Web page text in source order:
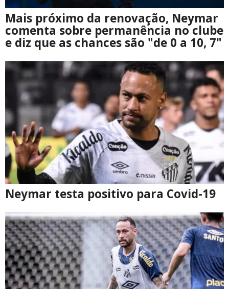
Mais próximo da renovação, Neymar
comenta sobre permanência no clube
e diz que as chances são "de 0 a 10, 7"
Neymar testa positivo para Covid-19